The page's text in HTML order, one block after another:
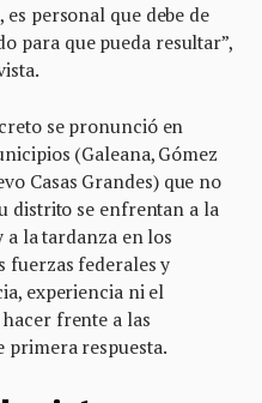
personal que debe de
para que pueda resultar”,
se pronunció en
(Galeana, Gómez
Casas Grandes) que no
distrito se enfrentan a la
la tardanza en los
fuerzas federales y
experiencia ni el
frente a las
primera respuesta.